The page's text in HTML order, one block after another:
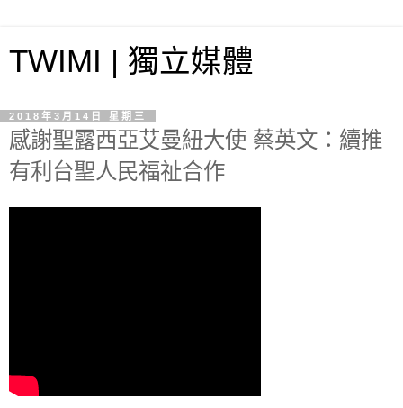
TWIMI | 獨立媒體
2018年3月14日 星期三
感謝聖露西亞艾曼紐大使 蔡英文：續推
有利台聖人民福祉合作